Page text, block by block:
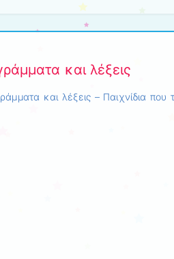
και λέξεις
και λέξεις – Παιχνίδια που